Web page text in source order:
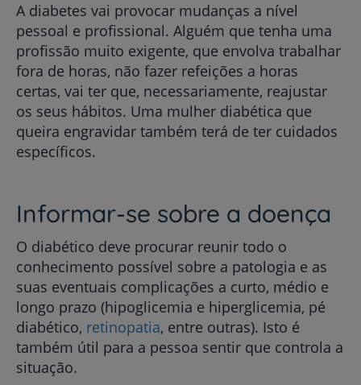
A diabetes vai provocar mudanças a nível
pessoal e profissional. Alguém que tenha uma
profissão muito exigente, que envolva trabalhar
fora de horas, não fazer refeições a horas
certas, vai ter que, necessariamente, reajustar
os seus hábitos. Uma mulher diabética que
queira engravidar também terá de ter cuidados
específicos.
Informar-se sobre a doença
O diabético deve procurar reunir todo o
conhecimento possível sobre a patologia e as
suas eventuais complicações a curto, médio e
longo prazo (hipoglicemia e hiperglicemia, pé
diabético, retinopatia, entre outras). Isto é
também útil para a pessoa sentir que controla a
situação.